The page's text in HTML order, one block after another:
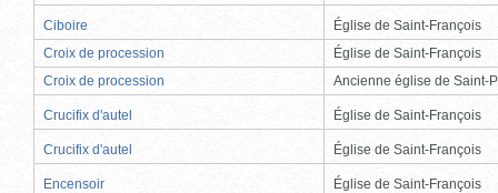
Ciboire
Église de Saint-François
Croix de procession
Église de Saint-François
Croix de procession
Ancienne église de Saint-
Crucifix d'autel Église de Saint-François
Crucifix d'autel Église de Saint-François
Encensoir
Église de Saint-François